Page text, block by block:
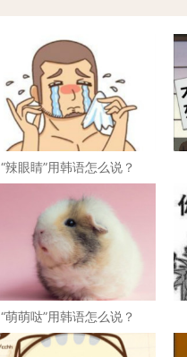
“辣眼睛”用韩语怎么说？
“萌萌哒”用韩语怎么说？